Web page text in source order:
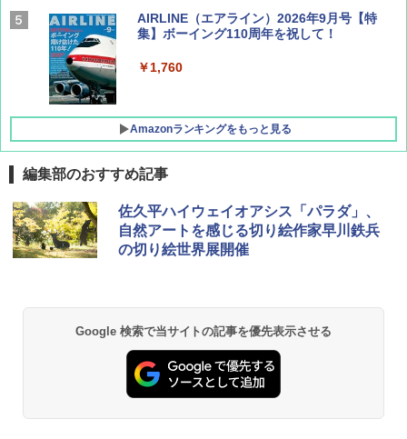
AIRLINE（エアライン）2026年9月号【特
集】ボーイング110周年を祝して！
￥1,760
Amazonランキングをもっと見る
D40 地球の歩き方 チェンマイ タイ北部の魅
力的な町 2026～2027 地球の歩き方D アジア
￥2,079
￥2,695
[キャンパーズコレクション 山善] ポップアッ
プテント 傘みたいに広げて畳める パッとサ
ッとサンシェード キューブ フルクローズ メ
ッシュ 簡単設置 ワンタッチテント キャンプ
PYKES PEAK (パイクスピーク) 着替えテン
ト プライバシー テント 【中が透けない】 1
人用 折りたたみ 防災グッズ 災害用トイレ ビ
ーチ ピクニック ポップアップテント 携帯 簡
GRANDOOR ステンレス保冷剤 2個セット 2
026リニューアル 急速冷凍 空間倍増 衛生的
コンパクト 保冷力長持ち
-08EX カーキ ソロキャンプ ポリエステル フ
レーム ドーム型 テント
￥14,800
編集部のおすすめ記事
佐久平ハイウェイオアシス「パラダ」、
自然アートを感じる切り絵作家早川鉄兵
の切り絵世界展開催
Google 検索で当サイトの記事を優先表示させる